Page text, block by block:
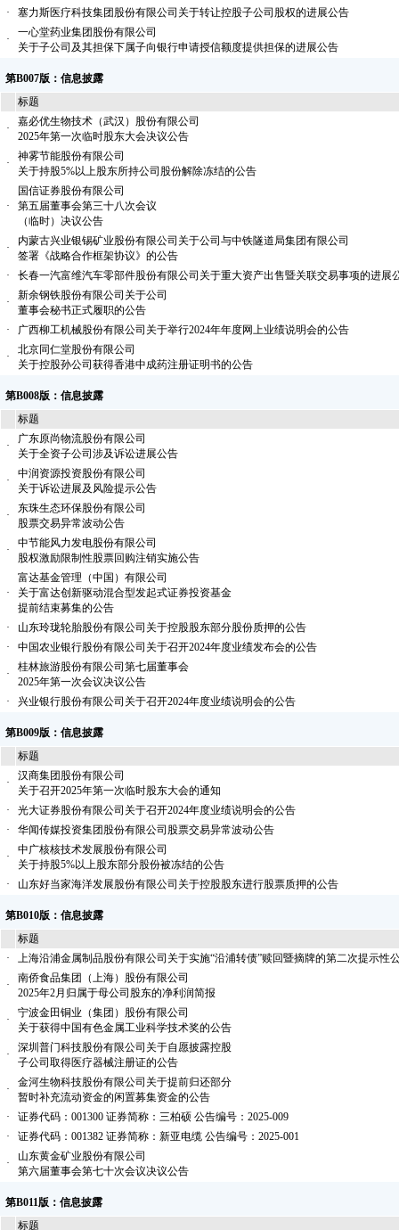
·
塞力斯医疗科技集团股份有限公司关于转让控股子公司股权的进展公告
·
一心堂药业集团股份有限公司
关于子公司及其担保下属子向银行申请授信额度提供担保的进展公告
第B007版：信息披露
标题
·
嘉必优生物技术（武汉）股份有限公司
2025年第一次临时股东大会决议公告
·
神雾节能股份有限公司
关于持股5%以上股东所持公司股份解除冻结的公告
·
国信证券股份有限公司
第五届董事会第三十八次会议
（临时）决议公告
·
内蒙古兴业银锡矿业股份有限公司关于公司与中铁隧道局集团有限公司
签署《战略合作框架协议》的公告
·
长春一汽富维汽车零部件股份有限公司关于重大资产出售暨关联交易事项的进展
·
新余钢铁股份有限公司关于公司
董事会秘书正式履职的公告
·
广西柳工机械股份有限公司关于举行2024年年度网上业绩说明会的公告
·
北京同仁堂股份有限公司
关于控股孙公司获得香港中成药注册证明书的公告
第B008版：信息披露
标题
·
广东原尚物流股份有限公司
关于全资子公司涉及诉讼进展公告
·
中润资源投资股份有限公司
关于诉讼进展及风险提示公告
·
东珠生态环保股份有限公司
股票交易异常波动公告
·
中节能风力发电股份有限公司
股权激励限制性股票回购注销实施公告
·
富达基金管理（中国）有限公司
关于富达创新驱动混合型发起式证券投资基金
提前结束募集的公告
·
山东玲珑轮胎股份有限公司关于控股股东部分股份质押的公告
·
中国农业银行股份有限公司关于召开2024年度业绩发布会的公告
·
桂林旅游股份有限公司第七届董事会
2025年第一次会议决议公告
·
兴业银行股份有限公司关于召开2024年度业绩说明会的公告
第B009版：信息披露
标题
·
汉商集团股份有限公司
关于召开2025年第一次临时股东大会的通知
·
光大证券股份有限公司关于召开2024年度业绩说明会的公告
·
华闻传媒投资集团股份有限公司股票交易异常波动公告
·
中广核核技术发展股份有限公司
关于持股5%以上股东部分股份被冻结的公告
·
山东好当家海洋发展股份有限公司关于控股股东进行股票质押的公告
第B010版：信息披露
标题
·
上海沿浦金属制品股份有限公司关于实施“沿浦转债”赎回暨摘牌的第二次提示性
·
南侨食品集团（上海）股份有限公司
2025年2月归属于母公司股东的净利润简报
·
宁波金田铜业（集团）股份有限公司
关于获得中国有色金属工业科学技术奖的公告
·
深圳普门科技股份有限公司关于自愿披露控股
子公司取得医疗器械注册证的公告
·
金河生物科技股份有限公司关于提前归还部分
暂时补充流动资金的闲置募集资金的公告
·
证券代码：001300 证券简称：三柏硕 公告编号：2025-009
·
证券代码：001382 证券简称：新亚电缆 公告编号：2025-001
·
山东黄金矿业股份有限公司
第六届董事会第七十次会议决议公告
第B011版：信息披露
标题